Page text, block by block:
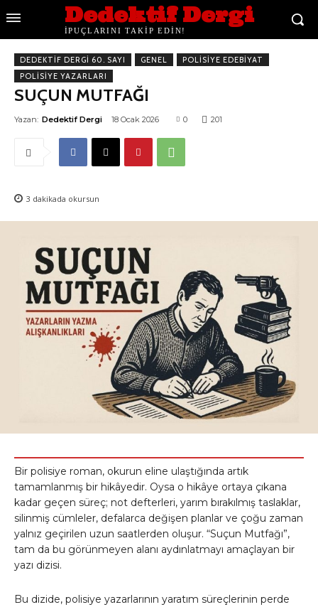
Dedektif Dergi
İPUÇLARINI TAKİP EDİN!
DEDEKTIF DERGI 60. SAYI GENEL
POLISIYE EDEBIYAT
POLISIYE YAZARLARI
SUÇUN MUTFAĞI
Yazan: Dedektif Dergi 18 Ocak 2026 0 201
3 dakikada okursun
Bir polisiye roman, okurun eline ulaştığında artık
tamamlanmış bir hikâyedir. Oysa o hikâye ortaya çıkana
kadar geçen süreç; not defterleri, yarım bırakılmış taslaklar,
silinmiş cümleler, defalarca değişen planlar ve çoğu zaman
yalnız geçirilen uzun saatlerden oluşur. “Suçun Mutfağı”,
tam da bu görünmeyen alanı aydınlatmayı amaçlayan bir
yazı dizisi.
Bu dizide, polisiye yazarlarının yaratım süreçlerinin perde